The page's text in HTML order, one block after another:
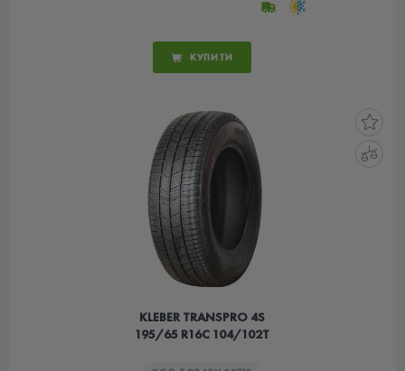
КУПИТИ
KLEBER TRANSPRO 4S
195/65 R16C 104/102T